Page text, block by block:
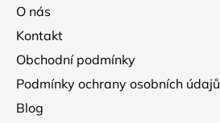
O nás
Kontakt
Obchodní podmínky
Podmínky ochrany osobních údajů
Blog